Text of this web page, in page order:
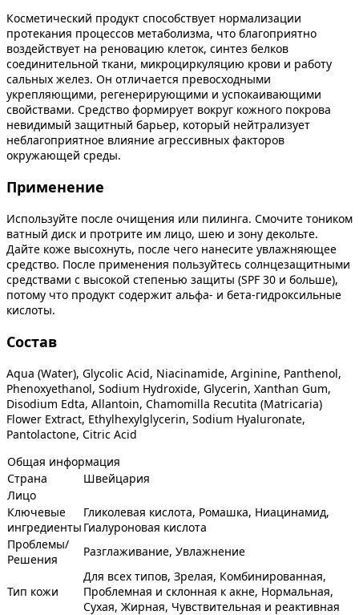
Косметический продукт способствует нормализации
протекания процессов метаболизма, что благоприятно
воздействует на реновацию клеток, синтез белков
соединительной ткани, микроциркуляцию крови и работу
сальных желез. Он отличается превосходными
укрепляющими, регенерирующими и успокаивающими
свойствами. Средство формирует вокруг кожного покрова
невидимый защитный барьер, который нейтрализует
неблагоприятное влияние агрессивных факторов
окружающей среды.
Применение
Используйте после очищения или пилинга. Смочите тоником
ватный диск и протрите им лицо, шею и зону декольте.
Дайте коже высохнуть, после чего нанесите увлажняющее
средство. После применения пользуйтесь солнцезащитными
средствами с высокой степенью защиты (SPF 30 и больше),
потому что продукт содержит альфа- и бета-гидроксильные
кислоты.
Состав
Aqua (Water), Glycolic Acid, Niacinamide, Arginine, Panthenol,
Phenoxyethanol, Sodium Hydroxide, Glycerin, Xanthan Gum,
Disodium Edta, Allantoin, Chamomilla Recutita (Matricaria)
Flower Extract, Ethylhexylglycerin, Sodium Hyaluronate,
Pantolactone, Citric Acid
Общая информация
Страна
Швейцария
Лицо
Ключевые
ингредиенты
Гликолевая кислота, Ромашка, Ниацинамид,
Гиалуроновая кислота
Проблемы/
Решения
Разглаживание, Увлажнение
Тип кожи
Для всех типов, Зрелая, Комбинированная,
Проблемная и склонная к акне, Нормальная,
Сухая, Жирная, Чувствительная и реактивная